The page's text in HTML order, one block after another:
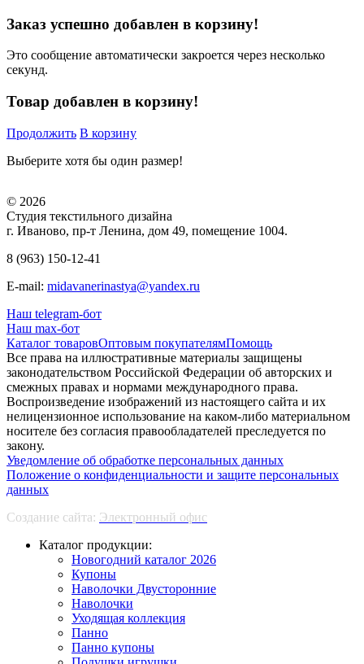
Заказ успешно добавлен в корзину!
Это сообщение автоматически закроется через несколько
секунд.
Товар добавлен в корзину!
Продолжить В корзину
Выберите хотя бы один размер!
© 2026
Студия текстильного дизайна
г. Иваново, пр-т Ленина, дом 49, помещение 1004.
8 (963) 150-12-41
E-mail: midavanerinastya@yandex.ru
Наш telegram-бот
Наш max-бот
Каталог товаровОптовым покупателямПомощь
Все права на иллюстративные материалы защищены
законодательством Российской Федерации об авторских и
смежных правах и нормами международного права.
Воспроизведение изображений из настоящего сайта и их
нелицензионное использование на каком-либо материальном
носителе без согласия правообладателей преследуется по
закону.
Уведомление об обработке персональных данных
Положение о конфиденциальности и защите персональных
данных
Создание сайта: Электронный офис
Каталог продукции:
Новогодний каталог 2026
Купоны
Наволочки Двусторонние
Наволочки
Уходящая коллекция
Панно
Панно купоны